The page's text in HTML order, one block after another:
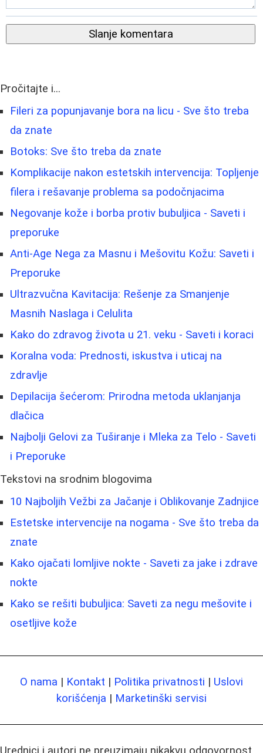
Slanje komentara
Pročitajte i...
Fileri za popunjavanje bora na licu - Sve što treba
da znate
Botoks: Sve što treba da znate
Komplikacije nakon estetskih intervencija: Topljenje
filera i rešavanje problema sa podočnjacima
Negovanje kože i borba protiv bubuljica - Saveti i
preporuke
Anti-Age Nega za Masnu i Mešovitu Kožu: Saveti i
Preporuke
Ultrazvučna Kavitacija: Rešenje za Smanjenje
Masnih Naslaga i Celulita
Kako do zdravog života u 21. veku - Saveti i koraci
Koralna voda: Prednosti, iskustva i uticaj na
zdravlje
Depilacija šećerom: Prirodna metoda uklanjanja
dlačica
Najbolji Gelovi za Tuširanje i Mleka za Telo - Saveti
i Preporuke
Tekstovi na srodnim blogovima
10 Najboljih Vežbi za Jačanje i Oblikovanje Zadnjice
Estetske intervencije na nogama - Sve što treba da
znate
Kako ojačati lomljive nokte - Saveti za jake i zdrave
nokte
Kako se rešiti bubuljica: Saveti za negu mešovite i
osetljive kože
O nama | Kontakt | Politika privatnosti | Uslovi
korišćenja | Marketinški servisi